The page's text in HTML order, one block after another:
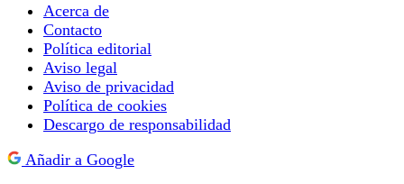
Acerca de
Contacto
Política editorial
Aviso legal
Aviso de privacidad
Política de cookies
Descargo de responsabilidad
Añadir a Google